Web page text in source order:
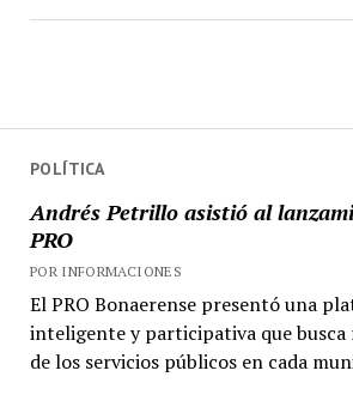
POLÍTICA
Andrés Petrillo asistió al
PRO
POR INFORMACIONES
El PRO Bonaerense presentó una
inteligente y participativa que busca
de los servicios públicos en cada